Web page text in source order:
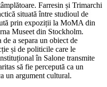
Farresin și Trimarchi
situată între studioul de
prin expoziții la MoMA din
Museet din Stockholm.
a separa un obiect de
și de politicile care le
în Salone transmite
să fie percepută ca un
un argument cultural.